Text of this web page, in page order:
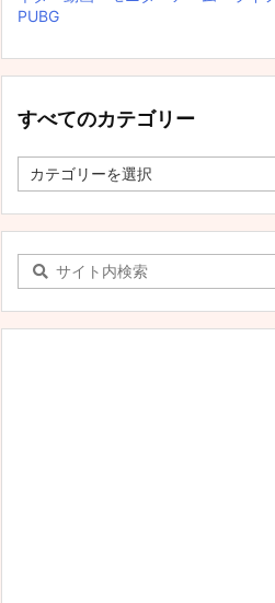
PUBG
すべてのカテゴリー
べ
の
カ
ゴ
リ
ー